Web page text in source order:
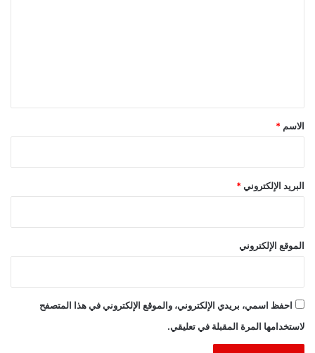
*
الاسم *
البريد الإلكتروني *
الموقع الإلكتروني
احفظ اسمي، بريدي الإلكتروني، والموقع الإلكتروني في هذا المتصفح
لاستخدامها المرة المقبلة في تعليقي.